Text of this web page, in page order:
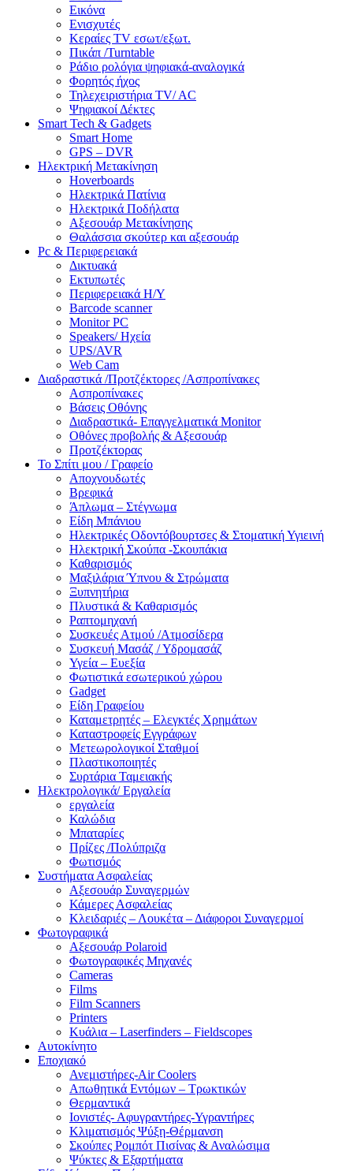
Εικόνα
Ενισχυτές
Κεραίες TV εσωτ/εξωτ.
Πικάπ /Turntable
Ράδιο ρολόγια ψηφιακά-αναλογικά
Φορητός ήχος
Τηλεχειριστήρια TV/ AC
Ψηφιακοί Δέκτες
Smart Tech & Gadgets
Smart Home
GPS – DVR
Ηλεκτρική Μετακίνηση
Hoverboards
Ηλεκτρικά Πατίνια
Ηλεκτρικά Ποδήλατα
Αξεσουάρ Μετακίνησης
Θαλάσσια σκούτερ και αξεσουάρ
Pc & Περιφερειακά
Δικτυακά
Εκτυπωτές
Περιφερειακά Η/Υ
Barcode scanner
Monitor PC
Speakers/ Ηχεία
UPS/AVR
Web Cam
Διαδραστικά /Προτζέκτορες /Ασπροπίνακες
Ασπροπίνακες
Βάσεις Οθόνης
Διαδραστικά- Επαγγελματικά Monitor
Οθόνες προβολής & Αξεσουάρ
Προτζέκτορας
Το Σπίτι μου / Γραφείο
Αποχνουδωτές
Βρεφικά
Άπλωμα – Στέγνωμα
Είδη Μπάνιου
Ηλεκτρικές Οδοντόβουρτσες & Στοματική Υγιεινή
Ηλεκτρική Σκούπα -Σκουπάκια
Καθαρισμός
Μαξιλάρια Ύπνου & Στρώματα
Ξυπνητήρια
Πλυστικά & Καθαρισμός
Ραπτομηχανή
Συσκευές Ατμού /Ατμοσίδερα
Συσκευή Μασάζ / Υδρομασάζ
Υγεία – Ευεξία
Φωτιστικά εσωτερικού χώρου
Gadget
Είδη Γραφείου
Καταμετρητές – Ελεγκτές Χρημάτων
Καταστροφείς Εγγράφων
Μετεωρολογικοί Σταθμοί
Πλαστικοποιητές
Συρτάρια Ταμειακής
Ηλεκτρολογικά/ Εργαλεία
εργαλεία
Καλώδια
Μπαταρίες
Πρίζες /Πολύπριζα
Φωτισμός
Συστήματα Ασφαλείας
Αξεσουάρ Συναγερμών
Κάμερες Ασφαλείας
Κλειδαριές – Λουκέτα – Διάφοροι Συναγερμοί
Φωτογραφικά
Αξεσουάρ Polaroid
Φωτογραφικές Μηχανές
Cameras
Films
Film Scanners
Printers
Κυάλια – Laserfinders – Fieldscopes
Αυτοκίνητο
Εποχιακό
Ανεμιστήρες-Air Coolers
Απωθητικά Εντόμων – Τρωκτικών
Θερμαντικά
Ιονιστές- Αφυγραντήρες-Υγραντήρες
Κλιματισμός Ψύξη-Θέρμανση
Σκούπες Ρομπότ Πισίνας & Αναλώσιμα
Ψύκτες & Εξαρτήματα